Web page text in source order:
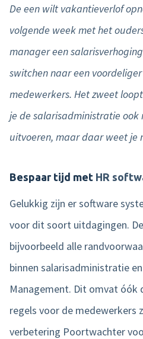
Product
Product tour
Mobiele app
Integraties
Nmbrs Marketplace
De een wilt vakantieverlof
volgende week met het
manager een
switchen naar een
medewerkers. Het zweet
je de salarisadministratie ook
uitvoeren, maar daar weet je
Bespaar tijd met HR
Gelukkig zijn er software
voor dit soort uitdagingen.
bijvoorbeeld alle
binnen salarisadministratie
Management. Dit omvat
regels voor de medewerkers
verbetering Poortwachter